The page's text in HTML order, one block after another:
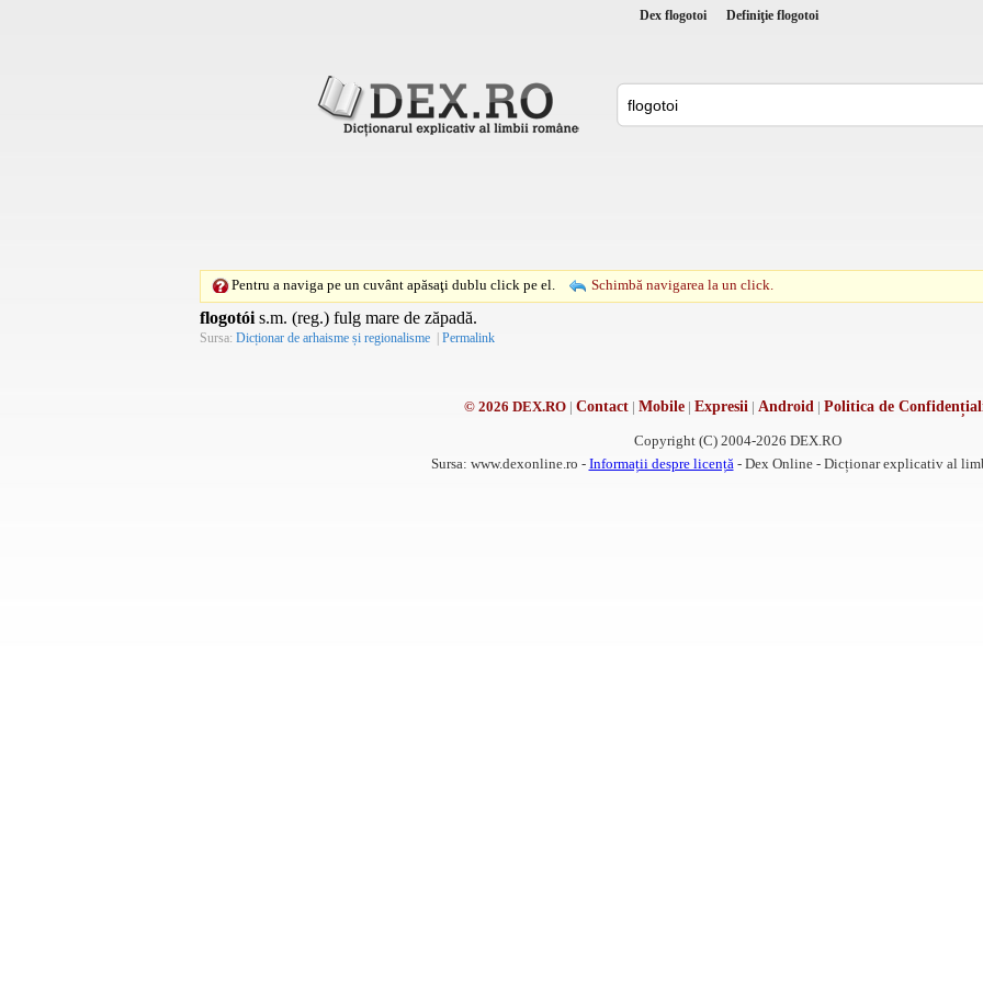
Dex flogotoi Definiţie flogotoi
Pentru a naviga pe un cuvânt apăsaţi dublu click pe el. Schimbă navigarea la un click.
flogotói s.m. (reg.) fulg mare de zăpadă.
Sursa: Dicționar de arhaisme și regionalisme | Permalink
© 2026 DEX.RO| Contact| Mobile| Expresii | Android | Politica de
Copyright (C) 2004-2026 DEX.RO
Sursa: www.dexonline.ro - Informații despre licență - Dex Online - Dicționar explicativ al